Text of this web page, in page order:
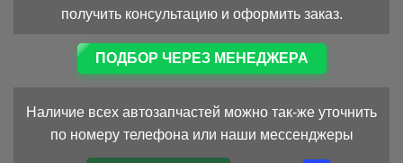
получить консультацию и оформить заказ.
ПОДБОР ЧЕРЕЗ МЕНЕДЖЕРА
Наличие всех автозапчастей можно так-же уточнить
по номеру телефона или наши мессенджеры